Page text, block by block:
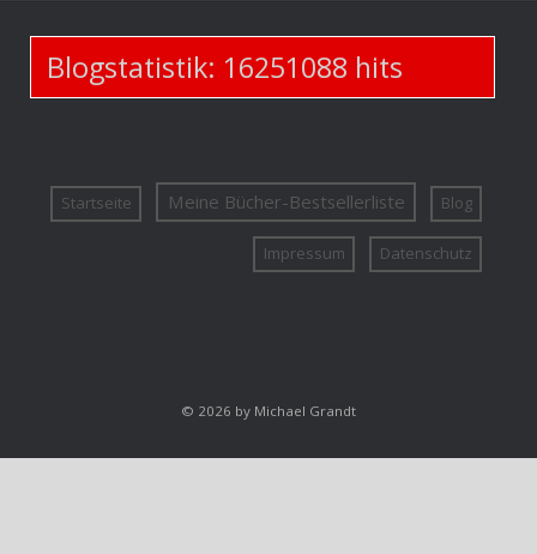
Blogstatistik: 16251088 hits
Startseite Meine Bücher-Bestsellerliste Blog
Impressum Datenschutz
© 2026 by Michael Grandt